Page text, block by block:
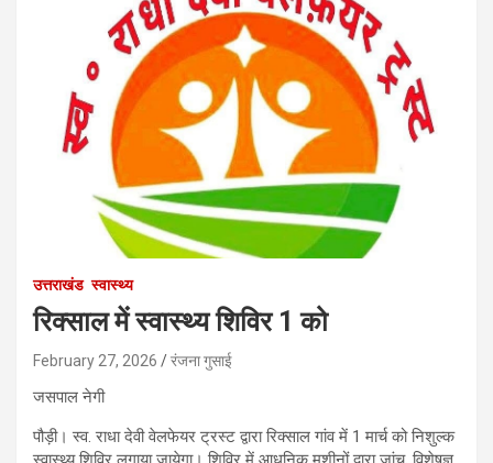
उत्तराखंड स्वास्थ्य
रिक्साल में स्वास्थ्य शिविर 1 को
February 27, 2026 रंजना गुसाई
जसपाल नेगी
पौड़ी। स्व. राधा देवी वेलफेयर ट्रस्ट द्वारा रिक्साल गांव में 1 मार्च को निशुल्क